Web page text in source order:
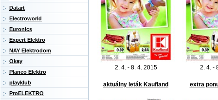
2. 4. - 8. 4. 2015 2. 4. -
aktuálny leták Kaufland extra
Datart
Electroworld
Euronics
Expert Elektro
NAY Elektrodom
Okay
Planeo Elektro
playklub
ProELEKTRO